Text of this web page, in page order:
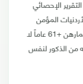
الإحصائي
الأردنيات المؤمن
عليهن إجتماعياً (الضمان الإجتماعي) وأعمارهن +61 عاماً لا
2284 مؤمن عليه من الذكور لنفس